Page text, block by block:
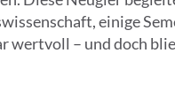
einige
wertvoll – und doch